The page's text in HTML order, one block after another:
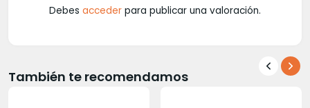
Debes acceder para publicar una valoración.
También te recomendamos